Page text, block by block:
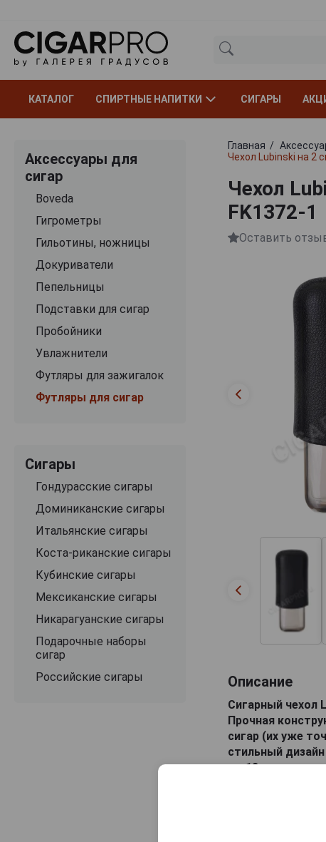
КАТАЛОГ СПИРТНЫЕ НАПИТКИ СИГАРЫ
Аксессуары для
сигар
Boveda
Гигрометры
Гильотины, ножницы
Докуриватели
Пепельницы
Подставки для сигар
Пробойники
Увлажнители
Футляры для зажигалок
Футляры для сигар
Сигары
Гондурасские сигары
Доминиканские сигары
Итальянские сигары
Коста-риканские сигары
Кубинские сигары
Мексиканские сигары
Никарагуанские сигары
Подарочные наборы
сигар
Российские сигары
Главная
Чехол Lubinski на 2
Чехол
FK1372-1
Оставить
Описание
Сигарный чехол
Прочная
сигар (их уже
стильный
до 18 см и